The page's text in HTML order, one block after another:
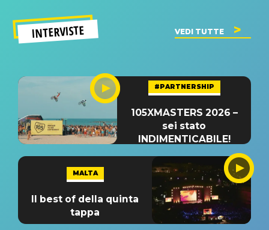
INTERVISTE VEDI TUTTE
#PARTNERSHIP
105XMASTERS 2026 –
sei stato
INDIMENTICABILE!
MALTA
Il best of della quinta
tappa